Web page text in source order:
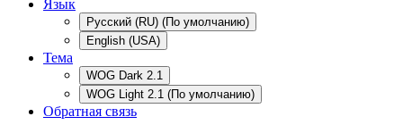
Язык
Русский (RU) (По умолчанию)
English (USA)
Тема
WOG Dark 2.1
WOG Light 2.1 (По умолчанию)
Обратная связь